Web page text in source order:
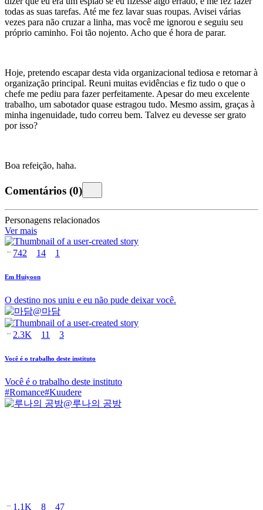
todas as suas tarefas. Até me fez lavar suas roupas. Avisei várias
vezes para não cruzar a linha, mas você me ignorou e seguiu seu
próprio caminho. Foi tão nojento. Acho que é hora de parar.
Hoje, pretendo escapar desta vida organizacional tediosa e retornar à
organização principal. Reuni muitas evidências e fiz tudo o que o
chefe me pediu para fazer perfeitamente. Apesar do meu excelente
trabalho, um sabotador quase estragou tudo. Mesmo assim, graças à
minha ingenuidade, tudo correu bem. Talvez eu devesse ser grato
por isso?
Boa refeição, haha.
Comentários (0)
Personagens relacionados
Ver mais
742 14 1
Em Huiyoon
O destino nos uniu e eu não pude deixar você.
@마담
2.3K 11 3
Você é o trabalho deste instituto
Você é o trabalho deste instituto
#Romance#Kuudere
@루나의 공방
1.1K 8 47